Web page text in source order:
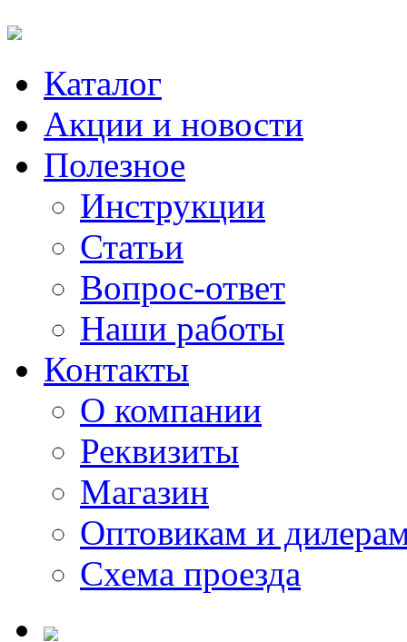
Каталог
Акции и новости
Полезное
Инструкции
Статьи
Вопрос-ответ
Наши работы
Контакты
О компании
Реквизиты
Магазин
Оптовикам и
Схема проезда